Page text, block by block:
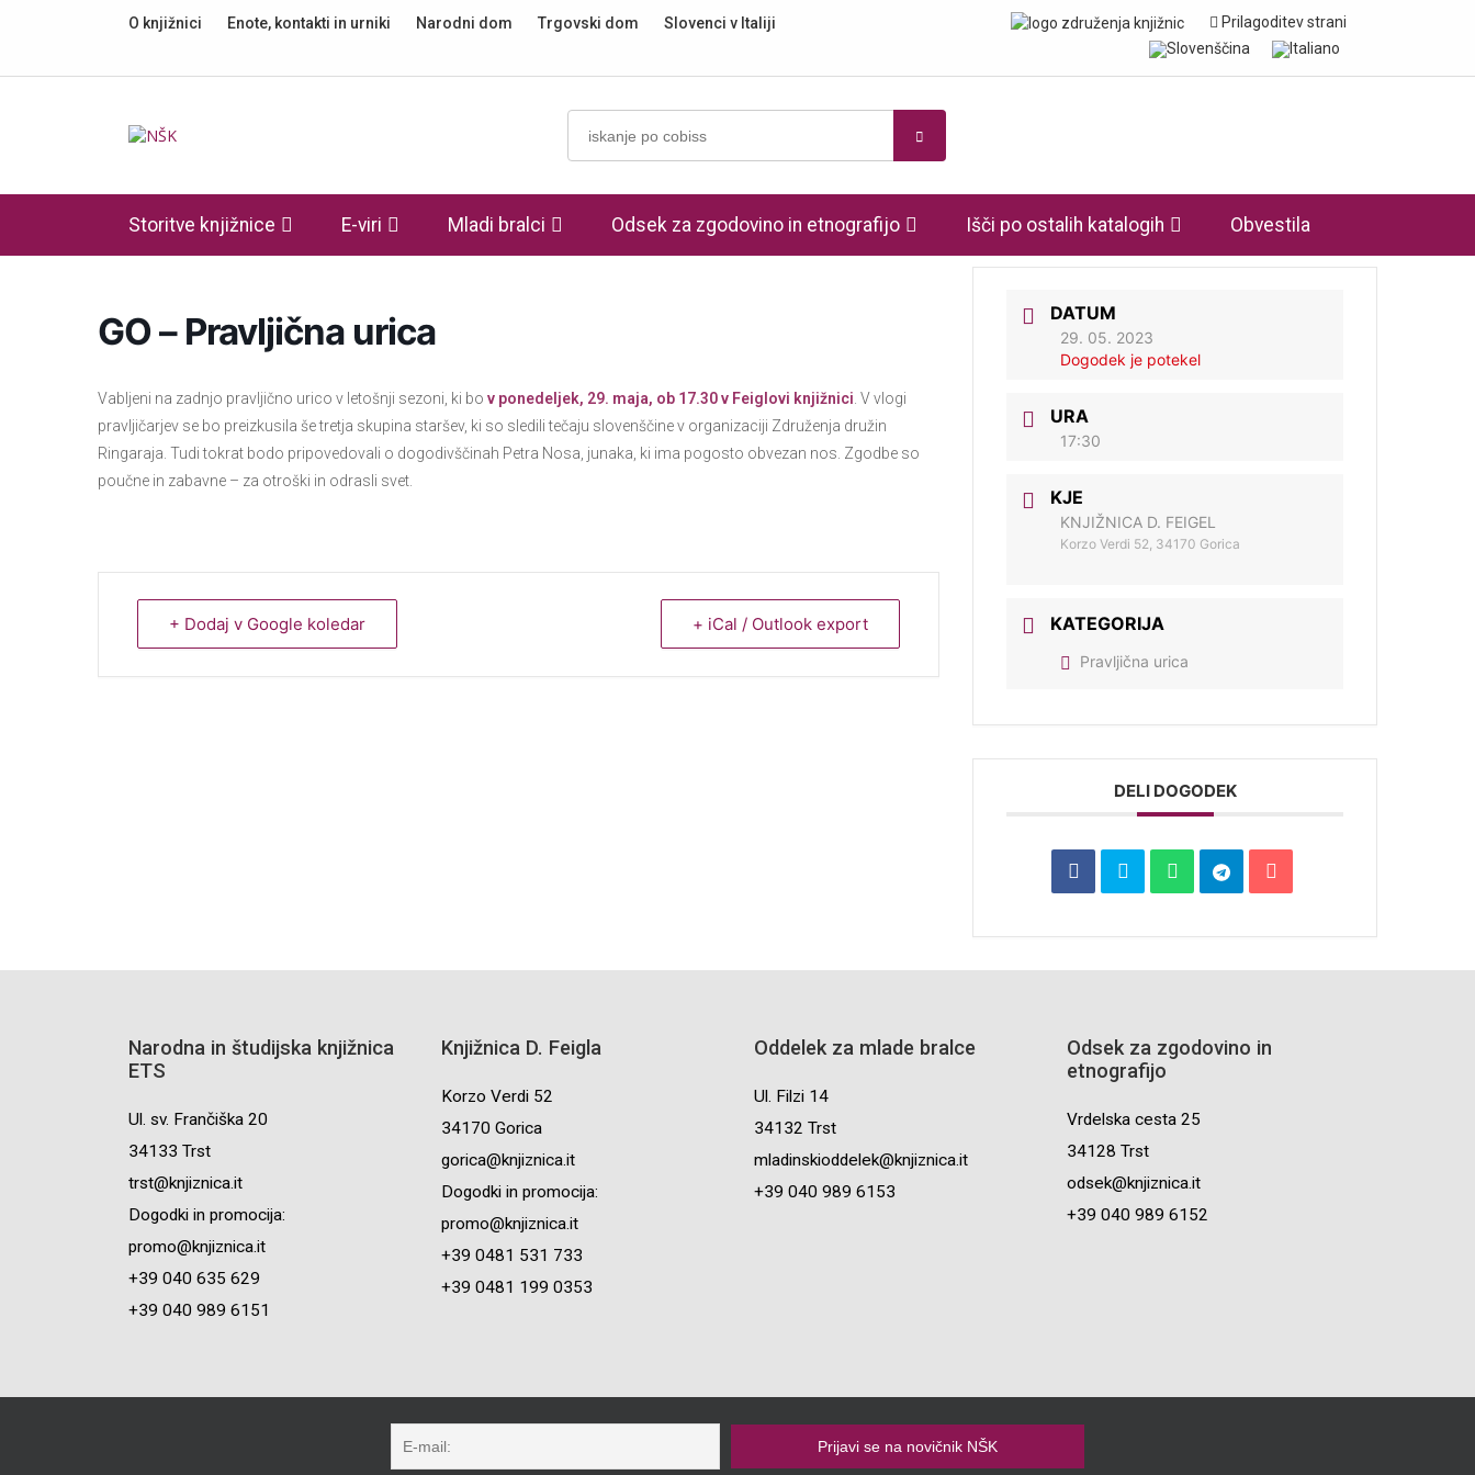
O knjižnici Enote, kontakti in urniki Narodni dom Trgovski dom Slovenci v Italiji Prilagoditev strani
Storitve knjižnice E-viri Mladi bralci Odsek za zgodovino in etnografijo Išči po ostalih katalogih Obvestila
GO – Pravljična urica
Vabljeni na zadnjo pravljično urico v letošnji sezoni, ki bo v ponedeljek, 29. maja, ob 17.30 v Feiglovi knjižnici . V vlogi
pravljičarjev se bo preizkusila še tretja skupina staršev, ki so sledili tečaju slovenščine v organizaciji Združenja družin
Ringaraja. Tudi tokrat bodo pripovedovali o dogodivščinah Petra Nosa, junaka, ki ima pogosto obvezan nos. Zgodbe so
poučne in zabavne – za otroški in odrasli svet.
+ Dodaj v Google koledar + iCal / Outlook export
DATUM
29. 05. 2023
Dogodek je potekel
URA
17:30
KJE
KNJIŽNICA D. FEIGEL
Korzo Verdi 52, 34170 Gorica
KATEGORIJA
Pravljična urica
DELI DOGODEK
Narodna in študijska knjižnica
ETS
Ul. sv. Frančiška 20
34133 Trst
trst@knjiznica.it
Dogodki in promocija:
promo@knjiznica.it
+39 040 635 629
+39 040 989 6151
Knjižnica D. Feigla
Korzo Verdi 52
34170 Gorica
gorica@knjiznica.it
Dogodki in promocija:
promo@knjiznica.it
+39 0481 531 733
+39 0481 199 0353
Oddelek za mlade bralce
Ul. Filzi 14
34132 Trst
mladinskioddelek@knjiznica.it
+39 040 989 6153
Odsek za zgodovino in
etnografijo
Vrdelska cesta 25
34128 Trst
odsek@knjiznica.it
+39 040 989 6152